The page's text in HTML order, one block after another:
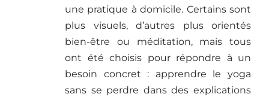
une pratique à domicile. Certains sont
plus visuels, d’autres plus orientés
bien-être ou méditation, mais tous
ont été choisis pour répondre à un
besoin concret : apprendre le yoga
sans se perdre dans des explications